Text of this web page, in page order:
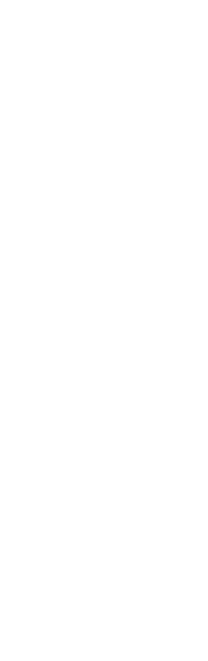
SUR
VOITURE EST
À
véhicules haut de
des berlines
de gamme récents.
à votre enveloppe
IL POUR
À BASSENS ?
la livraison finale. Ce
les formalités
VIA CE SERVICE